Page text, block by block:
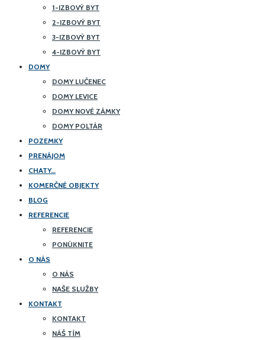
1-IZBOVÝ BYT
2-IZBOVÝ BYT
3-IZBOVÝ BYT
4-IZBOVÝ BYT
DOMY
DOMY LUČENEC
DOMY LEVICE
DOMY NOVÉ ZÁMKY
DOMY POLTÁR
POZEMKY
PRENÁJOM
CHATY…
KOMERČNÉ OBJEKTY
BLOG
REFERENCIE
REFERENCIE
PONÚKNITE
O NÁS
O NÁS
NAŠE SLUŽBY
KONTAKT
KONTAKT
NÁŠ TÍM